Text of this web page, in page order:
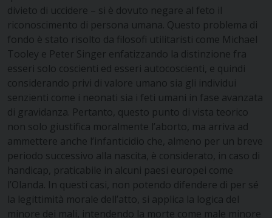
divieto di uccidere – si è dovuto negare al feto il
riconoscimento di persona umana. Questo problema di
fondo è stato risolto da filosofi utilitaristi come Michael
Tooley e Peter Singer enfatizzando la distinzione fra
esseri solo coscienti ed esseri autocoscienti, e quindi
considerando privi di valore umano sia gli individui
senzienti come i neonati sia i feti umani in fase avanzata
di gravidanza. Pertanto, questo punto di vista teorico
non solo giustifica moralmente l’aborto, ma arriva ad
ammettere anche l’infanticidio che, almeno per un breve
periodo successivo alla nascita, è considerato, in caso di
handicap, praticabile in alcuni paesi europei come
l’Olanda. In questi casi, non potendo difendere di per sé
la legittimità morale dell’atto, si applica la logica del
minore dei mali, intendendo la morte come male minore